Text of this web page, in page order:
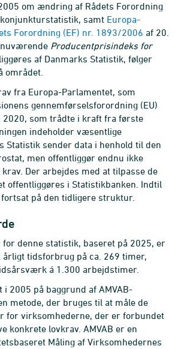
om ændring af Rådets Forordning
samt Europa-
Forordning (EF) nr. 1893/2006 af 20.
Producentprisindeks for
af Danmarks Statistik, følger
området.
fra Europa-Parlamentet, som
gennemførselsforordning (EU)
som trådte i kraft fra første
indeholder væsentlige
Statistik sender data i henhold til den
men offentliggør endnu ikke
Der arbejdes med at tilpasse de
offentliggøres i Statistikbanken. Indtil
på den tidligere struktur.
denne statistik, baseret på 2025, er
årligt tidsforbrug på ca. 269 timer,
á 1.300 arbejdstimer.
i 2005 på baggrund af AMVAB-
metode, der bruges til at måle de
for virksomhederne, der er forbundet
konkrete lovkrav. AMVAB er en
Måling af Virksomhedernes